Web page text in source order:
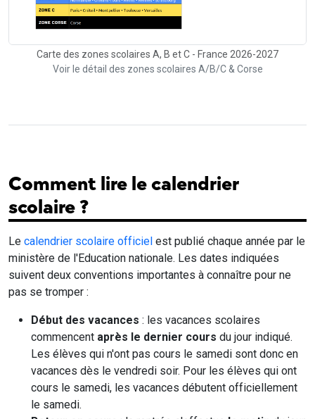
Carte des zones scolaires A, B et C - France 2026-2027
Voir le détail des zones scolaires A/B/C & Corse
Comment lire le calendrier
scolaire ?
Le calendrier scolaire officiel est publié chaque année par le
ministère de l'Education nationale. Les dates indiquées
suivent deux conventions importantes à connaître pour ne
pas se tromper :
Début des vacances : les vacances scolaires
commencent après le dernier cours du jour indiqué.
Les élèves qui n'ont pas cours le samedi sont donc en
vacances dès le vendredi soir. Pour les élèves qui ont
cours le samedi, les vacances débutent officiellement
le samedi.